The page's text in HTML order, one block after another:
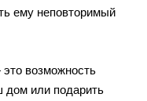
ему неповторимый
возможность
дом или подарить